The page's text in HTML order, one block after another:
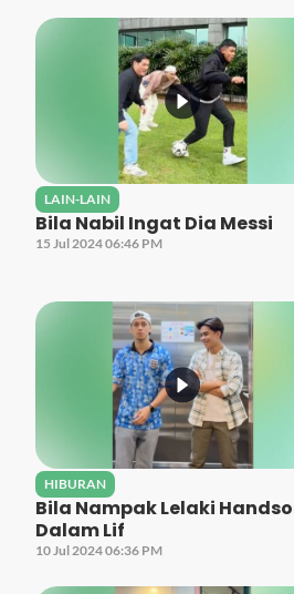
LAIN-LAIN
Bila Nabil Ingat Dia Messi
15 Jul 2024 06:46 PM
HIBURAN
Bila Nampak Lelaki
Dalam Lif
10 Jul 2024 06:36 PM